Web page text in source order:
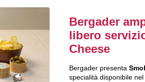
Bergader
libero
Cheese
Bergader presenta
specialità disponibile nel